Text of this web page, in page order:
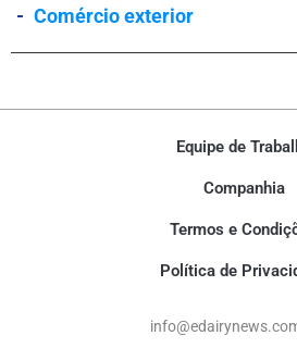
- Comércio exterior
Equipe de
Companhia
Termos e
Política de